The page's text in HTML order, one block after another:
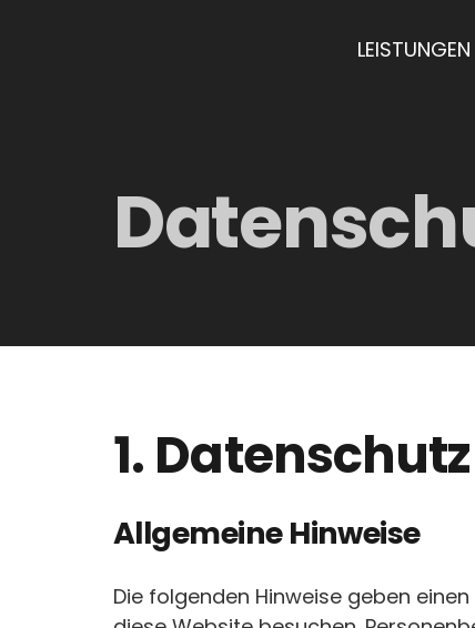
LEISTUNGEN
1.
Allgemeine Hinweise
Die folgenden Hinweise geben